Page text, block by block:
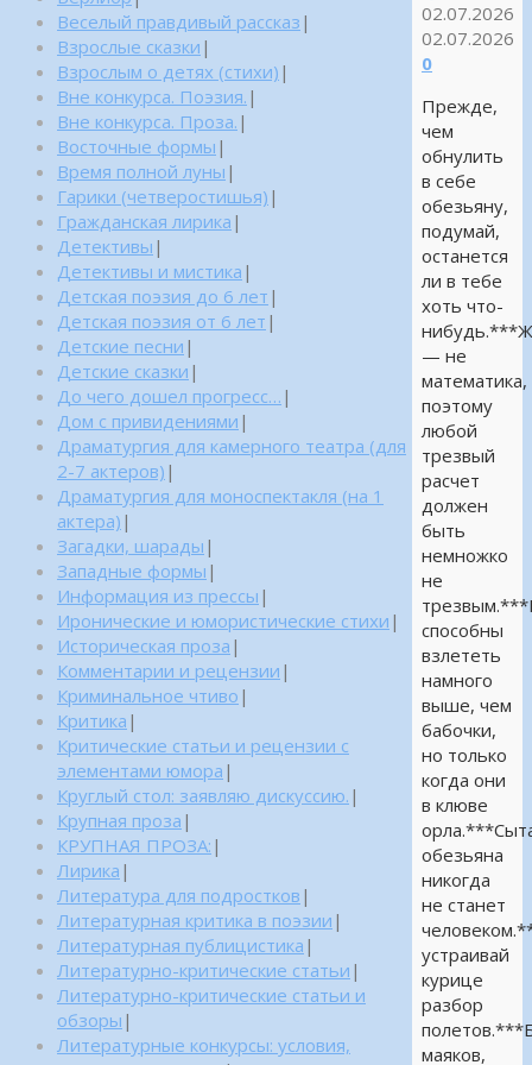
02.07.2026
02.07.2026
0
Прежде,
чем
обнулить
в себе
обезьяну,
подумай,
останется
ли в тебе
хоть что-
— не
математика,
поэтому
любой
трезвый
расчет
должен
быть
немножко
не
способны
взлететь
намного
выше, чем
бабочки,
но только
когда они
в клюве
обезьяна
никогда
не станет
устраивай
курице
разбор
маяков,
Веселый правдивый рассказ |
Взрослые сказки |
Взрослым о детях (стихи) |
Вне конкурса. Поэзия. |
Вне конкурса. Проза. |
Восточные формы |
Время полной луны |
Гарики (четверостишья) |
Гражданская лирика |
Детективы |
Детективы и мистика |
Детская поэзия до 6 лет |
Детская поэзия от 6 лет |
Детские песни |
Детские сказки |
До чего дошел прогресс… |
Дом с привидениями |
Драматургия для камерного театра (для
2-7 актеров) |
Драматургия для моноспектакля (на 1
актера) |
Загадки, шарады |
Западные формы |
Информация из прессы |
Иронические и юмористические стихи |
Историческая проза |
Комментарии и рецензии |
Криминальное чтиво |
Критика |
Критические статьи и рецензии с
элементами юмора |
Круглый стол: заявляю дискуссию. |
Крупная проза |
КРУПНАЯ ПРОЗА: |
Лирика |
Литература для подростков |
Литературная критика в поэзии |
Литературная публицистика |
Литературно-критические статьи |
Литературно-критические статьи и
обзоры |
Литературные конкурсы: условия,